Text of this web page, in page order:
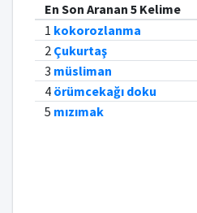
En Son Aranan 5 Kelime
1 kokorozlanma
2 Çukurtaş
3 müsliman
4 örümcekağı doku
5 mızımak